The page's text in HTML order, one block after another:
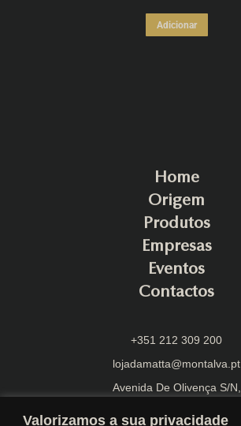
Valorizamos a sua privacidade
Adicionar
Home
Origem
Produtos
Empresas
Eventos
Contactos
+351 212 309 200
lojadamatta@montalva.pt
Avenida De Olivença S/N,